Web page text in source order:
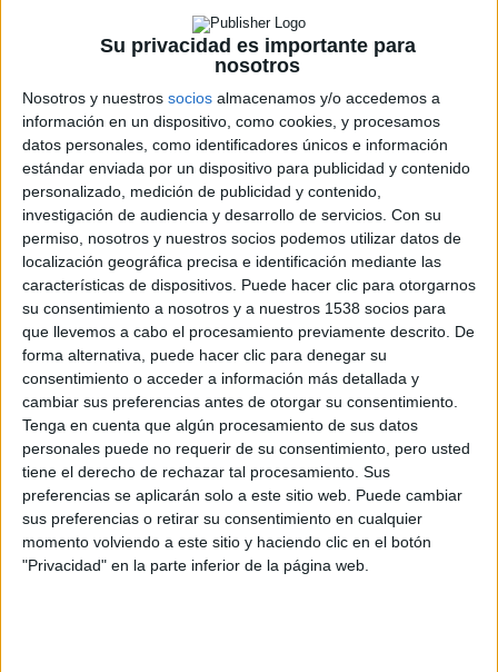
Su privacidad es importante para
nosotros
Nosotros y nuestros socios almacenamos y/o accedemos a
información en un dispositivo, como cookies, y procesamos
datos personales, como identificadores únicos e información
estándar enviada por un dispositivo para publicidad y contenido
personalizado, medición de publicidad y contenido,
investigación de audiencia y desarrollo de servicios. Con su
permiso, nosotros y nuestros socios podemos utilizar datos de
localización geográfica precisa e identificación mediante las
características de dispositivos. Puede hacer clic para otorgarnos
su consentimiento a nosotros y a nuestros 1538 socios para
que llevemos a cabo el procesamiento previamente descrito. De
forma alternativa, puede hacer clic para denegar su
consentimiento o acceder a información más detallada y
cambiar sus preferencias antes de otorgar su consentimiento.
Tenga en cuenta que algún procesamiento de sus datos
personales puede no requerir de su consentimiento, pero usted
tiene el derecho de rechazar tal procesamiento. Sus
preferencias se aplicarán solo a este sitio web. Puede cambiar
sus preferencias o retirar su consentimiento en cualquier
momento volviendo a este sitio y haciendo clic en el botón
"Privacidad" en la parte inferior de la página web.
Facebook
Pinterest
WhatsApp
La semana del estreno de la próxima entrega deLa Saga
Crepúsculo: Amanecer (Parte I), los seguidores de la saga tendrán
la oportunidad asistir, en varias ciudades de todas España, a un
maratón especial en el que podrán disfrutar de las tres películas de la
Saga ya estrenadas, así como de la nueva entrega,Amanecer
(Parte I), en primicia un día antes de su estreno. Nosotros,
residentes nuestra mayoría en Valladolid, os podemos confirmar que
los cinesCinebox Vallsurse unen a esta iniciativa que tanto hará
disfrutar a los seguidores de la saga.
Os informamos que tan sólo habrá una modalidad de entrada para el
maratón deLa Saga Crepúsculo, que dará acceso a las sesiones de
las cuatro películas, repartidas en dos días de la siguiente manera:
– Miércoles 16 de Noviembre:
Crepúsculo
Luna Nueva
– Jueves 17 de Noviembre: EclipseyAmanecer (Parte 1)
Las preventa de entradas para el maratón deLa Saga Crepúsculo
comenzará el próximo lunes 17 de Octubre a través de los canales